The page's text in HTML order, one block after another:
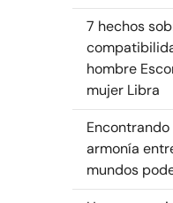
7 hechos
hombre
mujer Libra
Encontrando
armonía
mundos